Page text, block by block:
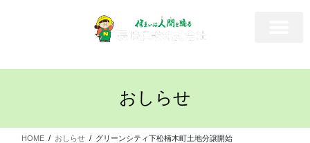
おしらせ
HOME おしらせ グリーンシティ下松楠木町土地分譲開始